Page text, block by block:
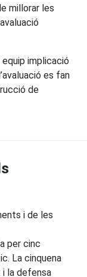
millorar les
implicació
es fan
de
i de les
per cinc
La cinquena
la defensa